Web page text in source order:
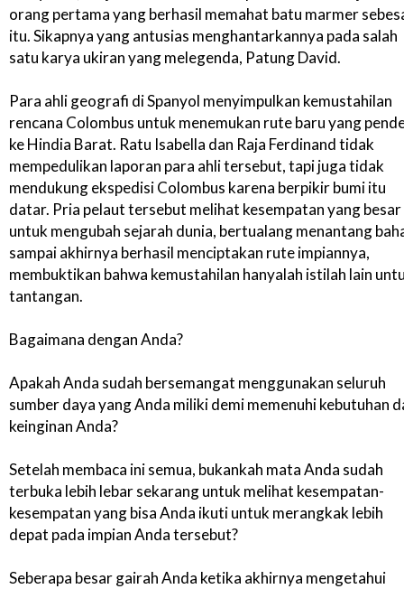
orang pertama yang berhasil memahat batu marmer
itu. Sikapnya yang antusias menghantarkannya pada salah
satu karya ukiran yang melegenda, Patung David.
Para ahli geografi di Spanyol menyimpulkan kemustahilan
rencana Colombus untuk menemukan rute baru yang
ke Hindia Barat. Ratu Isabella dan Raja Ferdinand tidak
mempedulikan laporan para ahli tersebut, tapi juga tidak
mendukung ekspedisi Colombus karena berpikir bumi itu
datar. Pria pelaut tersebut melihat kesempatan yang besar
untuk mengubah sejarah dunia, bertualang menantang
sampai akhirnya berhasil menciptakan rute impiannya,
membuktikan bahwa kemustahilan hanyalah istilah lain
tantangan.
Bagaimana dengan Anda?
Apakah Anda sudah bersemangat menggunakan seluruh
sumber daya yang Anda miliki demi memenuhi kebutuhan
keinginan Anda?
Setelah membaca ini semua, bukankah mata Anda sudah
terbuka lebih lebar sekarang untuk melihat kesempatan-
kesempatan yang bisa Anda ikuti untuk merangkak lebih
depat pada impian Anda tersebut?
Seberapa besar gairah Anda ketika akhirnya mengetahui